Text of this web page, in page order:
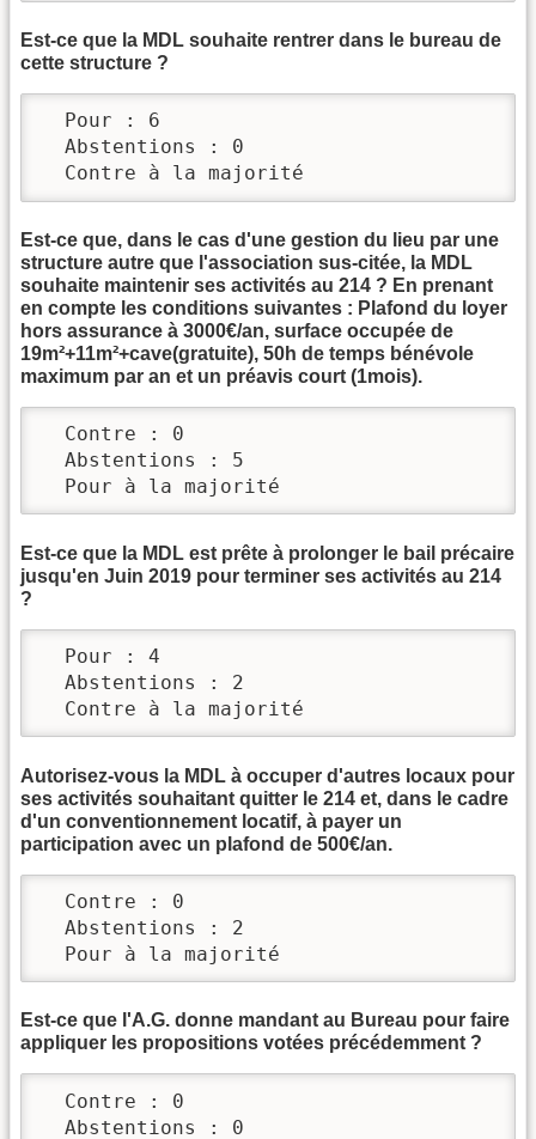
Est-ce que la MDL souhaite rentrer dans le bureau de
cette structure ?
  Pour : 6
  Abstentions : 0
  Contre à la majorité
Est-ce que, dans le cas d'une gestion du lieu par une
structure autre que l'association sus-citée, la MDL
souhaite maintenir ses activités au 214 ? En prenant
en compte les conditions suivantes : Plafond du loyer
hors assurance à 3000€/an, surface occupée de
19m²+11m²+cave(gratuite), 50h de temps bénévole
maximum par an et un préavis court (1mois).
  Contre : 0
  Abstentions : 5
  Pour à la majorité
Est-ce que la MDL est prête à prolonger le bail précaire
jusqu'en Juin 2019 pour terminer ses activités au 214
?
  Pour : 4
  Abstentions : 2
  Contre à la majorité
Autorisez-vous la MDL à occuper d'autres locaux pour
ses activités souhaitant quitter le 214 et, dans le cadre
d'un conventionnement locatif, à payer un
participation avec un plafond de 500€/an.
  Contre : 0
  Abstentions : 2
  Pour à la majorité
Est-ce que l'A.G. donne mandant au Bureau pour faire
appliquer les propositions votées précédemment ?
  Contre : 0
  Abstentions : 0